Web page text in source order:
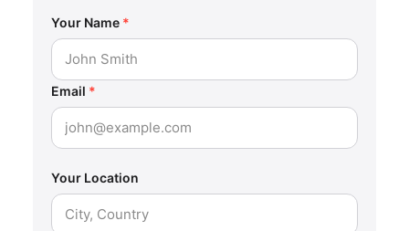
Your Name *
Email *
Your Location